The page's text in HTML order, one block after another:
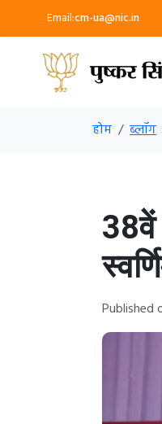
Email:cm-ua@nic.in
होम ब्लॉग
38वें
Published